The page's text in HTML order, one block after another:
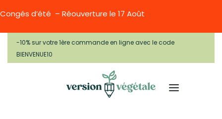
Congés d’été – Réouverture le 17 Août
-10% sur votre 1ère commande en ligne avec le code
BIENVENUE10